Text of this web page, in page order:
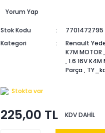
Yorum Yap
Stok Kodu
7701472795
Kategori
Renault
K7M MOTOR ,
,1.6 16V K4M
Parça ,
Stokta var
225,00 TL KDV DAHİL